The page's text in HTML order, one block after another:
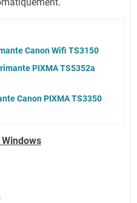
Canon Wifi TS3150
PIXMA TS5352a
Canon PIXMA TS3350